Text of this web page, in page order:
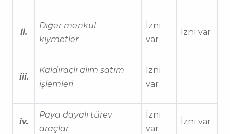
ii.
Diğer menkul
kıymetler
İzni
var
İzni var
iii.
Kaldıraçlı alım satım
işlemleri
İzni
var
iv.
Paya dayalı türev
araçlar
İzni
var
İzni var